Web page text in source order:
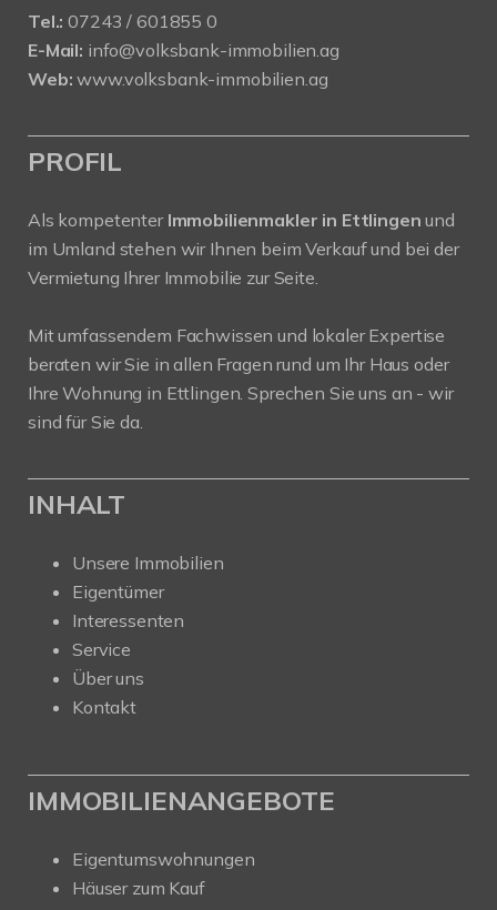
Tel.: 07243 / 601855 0
E-Mail: info@volksbank-immobilien.ag
Web: www.volksbank-immobilien.ag
PROFIL
Als kompetenter Immobilienmakler in Ettlingen und
im Umland stehen wir Ihnen beim Verkauf und bei der
Vermietung Ihrer Immobilie zur Seite.
Mit umfassendem Fachwissen und lokaler Expertise
beraten wir Sie in allen Fragen rund um Ihr Haus oder
Ihre Wohnung in Ettlingen. Sprechen Sie uns an - wir
sind für Sie da.
INHALT
Unsere Immobilien
Eigentümer
Interessenten
Service
Über uns
Kontakt
IMMOBILIENANGEBOTE
Eigentumswohnungen
Häuser zum Kauf